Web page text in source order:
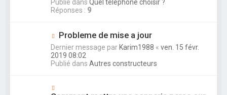
Publié dans Quel téléphone choisir ?
Réponses : 9
Probleme de mise a jour
Dernier message par Karim1988 « ven. 15 févr.
2019 08:02
Publié dans Autres constructeurs